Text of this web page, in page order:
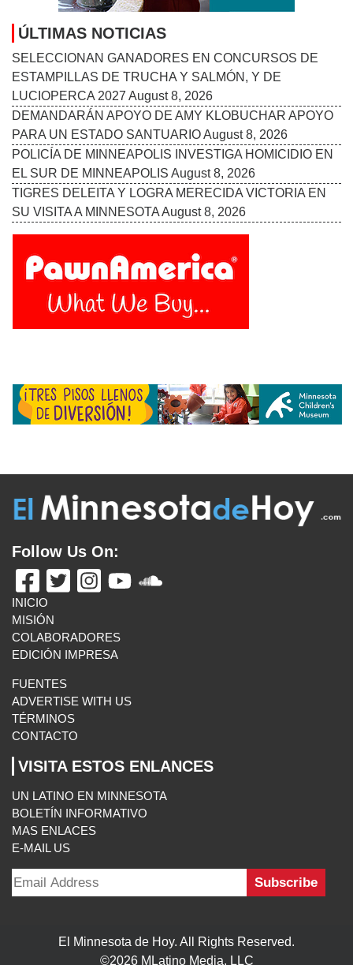
TIGRES DELEITA Y LOGRA MERECIDA VICTORIA EN
SU VISITA A MINNESOTAAugust 8, 2026
INICIO
FUENTES
ADVERTISE WITH US
CONTACTO
VISITA ESTOS ENLANCES
UN LATINO EN MINNESOTA
BOLETÍN INFORMATIVO
MAS ENLACES
E-MAIL US
©2026 MLatino Media, LLC